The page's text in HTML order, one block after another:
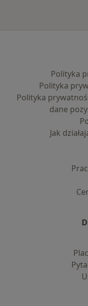
Polityka
Polityka
Polityka
dane
Jak